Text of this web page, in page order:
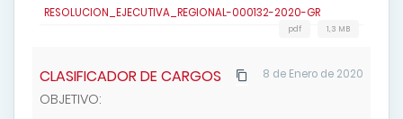
RESOLUCION_EJECUTIVA_REGIONAL-000132-2020-GR
1,3 MB
pdf
8 de Enero de 2020
CLASIFICADOR DE CARGOS
OBJETIVO: